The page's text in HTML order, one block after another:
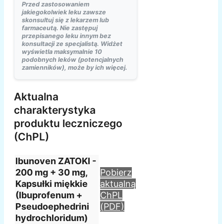
Przed zastosowaniem
jakiegokolwiek leku zawsze
skonsultuj się z lekarzem lub
farmaceutą. Nie zastępuj
przepisanego leku innym bez
konsultacji ze specjalistą. Widżet
wyświetla maksymalnie 10
podobnych leków (potencjalnych
zamienników), może by ich więcej.
Aktualna
charakterystyka
produktu leczniczego
(ChPL)
Ibunoven ZATOKI -
200 mg + 30 mg,
Kapsułki miękkie
(Ibuprofenum +
Pseudoephedrini
hydrochloridum)
Pobierz
aktualną
ChPL
(PDF)